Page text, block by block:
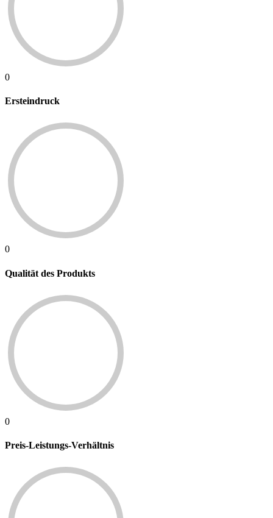
0
Ersteindruck
0
Qualität des Produkts
0
Preis-Leistungs-Verhältnis